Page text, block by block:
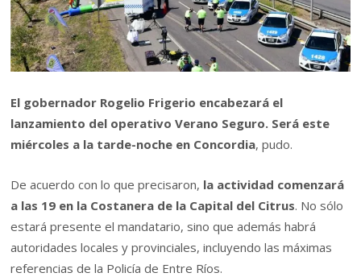
El gobernador Rogelio Frigerio encabezará el
lanzamiento del operativo Verano Seguro. Será este
miércoles a la tarde-noche en Concordia, pudo.
De acuerdo con lo que precisaron, la actividad comenzará
a las 19 en la Costanera de la Capital del Citrus. No sólo
estará presente el mandatario, sino que además habrá
autoridades locales y provinciales, incluyendo las máximas
referencias de la Policía de Entre Ríos.